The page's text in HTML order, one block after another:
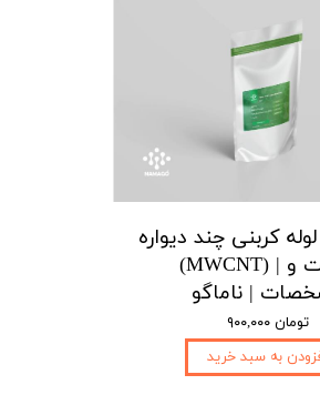
کربنی چند دیواره
(MWCNT) | قیمت و
| ناماگو
۹۰۰,۰۰۰ تومان
به سبد خرید